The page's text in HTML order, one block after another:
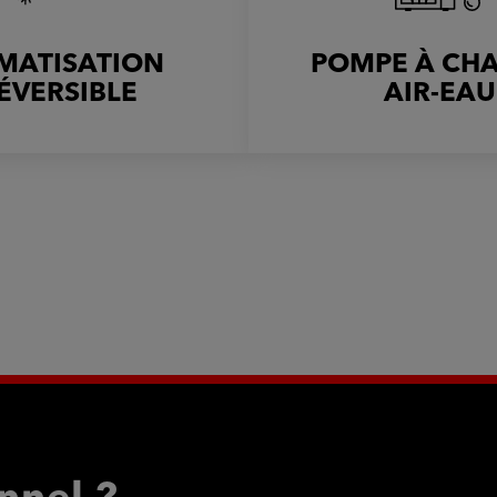
POMPE À
AIR-EAU